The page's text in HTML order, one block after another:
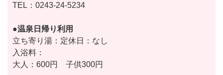
TEL：0243-24-5234
●温泉日帰り利用
立ち寄り湯：定休日：なし
入浴料：
大人：600円 子供300円